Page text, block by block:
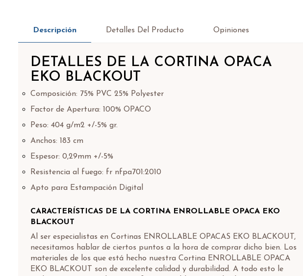
Descripción Detalles Del Producto Opiniones
DETALLES DE LA CORTINA OPACA
EKO BLACKOUT
Composición: 75% PVC 25% Polyester
Factor de Apertura: 100% OPACO
Peso: 404 g/m2 +/-5% gr.
Anchos: 183 cm
Espesor: 0,29mm +/-5%
Resistencia al fuego: fr nfpa701:2010
Apto para Estampación Digital
CARACTERÍSTICAS DE LA CORTINA ENROLLABLE OPACA EKO
BLACKOUT
Al ser especialistas en Cortinas ENROLLABLE OPACAS EKO BLACKOUT,
necesitamos hablar de ciertos puntos a la hora de comprar dicho bien. Los
materiales de los que está hecho nuestra Cortina ENROLLABLE OPACA
EKO BLACKOUT son de excelente calidad y durabilidad. A todo esto le